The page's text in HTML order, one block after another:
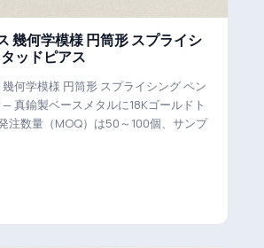
幾何学模様 円筒形 スプライシ
ッドピアス
何学模様 円筒形 スプライシング ペン
真鍮製ベースメタルに18Kゴールドト
注数量（MOQ）は50～100個、サンプ